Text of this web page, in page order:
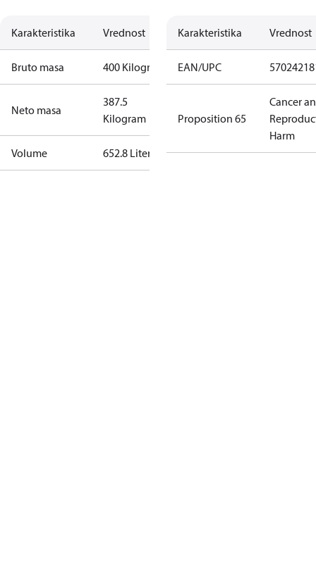
Karakteristika Vrednost
Bruto masa 400 Kilogram
Neto masa
387.5
Kilogram
Volume 652.8 Liter
Karakteristika Vrednost
EAN/UPC
Proposition 65
Cancer
Harm